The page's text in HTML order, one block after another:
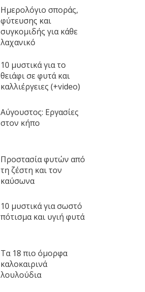
Ημερολόγιο σποράς,
φύτευσης και
συγκομιδής για κάθε
λαχανικό
10 μυστικά για το
θειάφι σε φυτά και
καλλιέργειες (+video)
Αύγουστος: Εργασίες
στον κήπο
Προστασία φυτών από
τη ζέστη και τον
καύσωνα
10 μυστικά για σωστό
πότισμα και υγιή φυτά
Τα 18 πιο όμορφα
καλοκαιρινά
λουλούδια